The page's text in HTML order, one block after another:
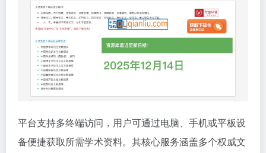
平台支持多终端访问，用户可通过电脑、手机或平板设
备便捷获取所需学术资料。其核心服务涵盖多个权威文